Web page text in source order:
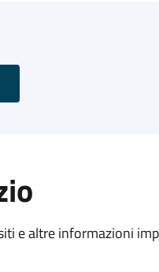
e altre informazioni